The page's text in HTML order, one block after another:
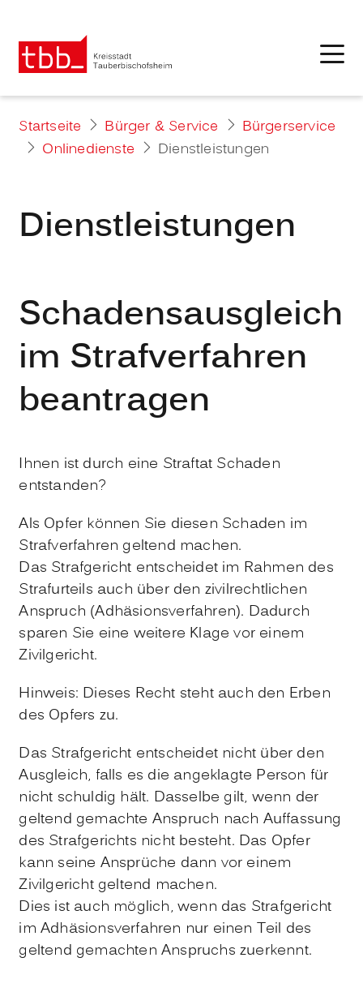
Startseite Bürger & Service
Bürgerservice
Onlinedienste
Dienstleistungen
Dienstleistungen
Schadensausgleich
im Strafverfahren
beantragen
Ihnen ist durch eine Straftat Schaden
entstanden?
Als Opfer können Sie diesen Schaden im
Strafverfahren geltend machen.
Das Strafgericht entscheidet im Rahmen des
Strafurteils auch über den zivilrechtlichen
Anspruch (Adhäsionsverfahren). Dadurch
sparen Sie eine weitere Klage vor einem
Zivilgericht.
Hinweis: Dieses Recht steht auch den Erben
des Opfers zu.
Das Strafgericht entscheidet nicht über den
Ausgleich, falls es die angeklagte Person für
nicht schuldig hält. Dasselbe gilt, wenn der
geltend gemachte Anspruch nach Auffassung
des Strafgerichts nicht besteht. Das Opfer
kann seine Ansprüche dann vor einem
Zivilgericht geltend machen.
Dies ist auch möglich, wenn das Strafgericht
im Adhäsionsverfahren nur einen Teil des
geltend gemachten Anspruchs zuerkennt.